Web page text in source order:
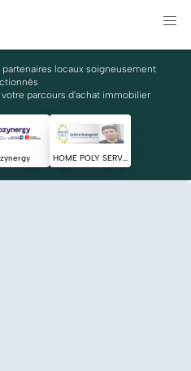
locaux soigneusement
parcours d'achat immobilier
HOME POLY SERVICE